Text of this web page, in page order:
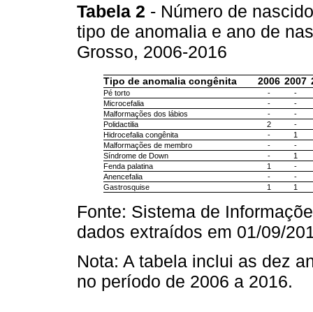
Tabela 2 - Número de
tipo de anomalia e ano de
Grosso, 2006-2016
Tipo de anomalia congênita 2006 2007
Pé torto -
-
Microcefalia
-
-
Malformações dos lábios
-
-
Polidactilia
2
-
Hidrocefalia congênita
-
1
Malformações de membro
-
-
Síndrome de Down
-
1
Fenda palatina
1
-
Anencefalia
-
-
Gastrosquise
1 1
Fonte: Sistema de
dados extraídos em 01/09/
Nota: A tabela inclui as dez
no período de 2006 a 2016.